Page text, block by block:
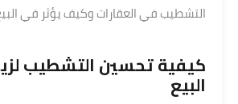
التشطيب في العقارات وكيف يؤثر في
كيفية تحسين التشطيب
البيع